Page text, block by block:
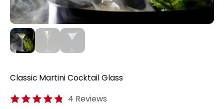
Classic Martini Cocktail Glass
4 Reviews